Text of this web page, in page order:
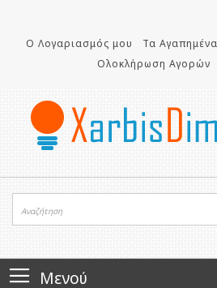
Ο Λογαριασμός μου Τα
Ολοκλήρωση Αγορών
Μενού